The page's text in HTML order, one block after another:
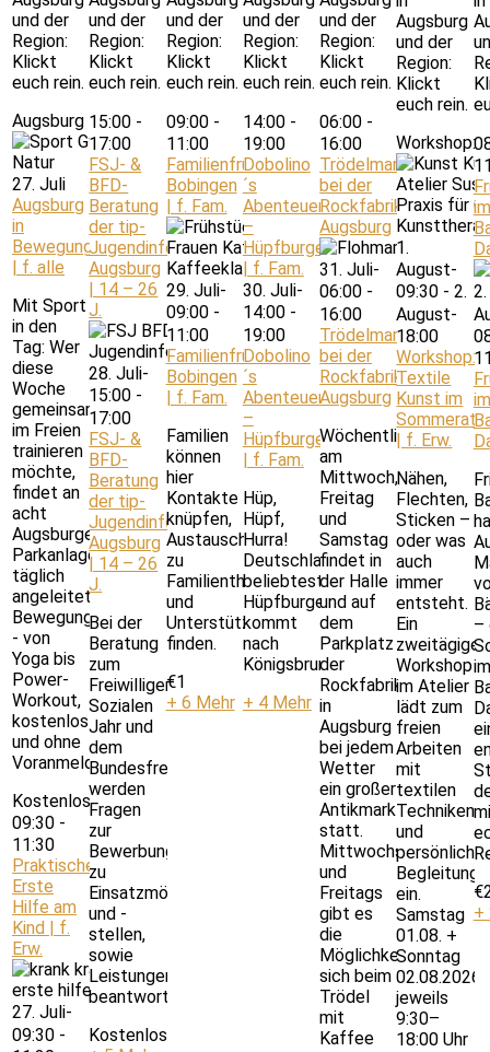
und der
Region:
Klickt
euch rein.
Augsburg in Bewegung | f. alle
27. Juli
Augsburg
in
Bewegung
| f. alle
Mit Sport
in den
Tag: Wer
diese
Woche
gemeinsam
im Freien
trainieren
möchte,
findet an
acht
Augsburger
Parkanlagen
täglich
angeleitete
Bewegungsangebote
- von
Yoga bis
Power-
Workout,
kostenlos
und ohne
Voranmeldung.
Kostenlos
09:30 -
11:30
Praktische
Erste
Hilfe am
Kind | f.
Erw.
27. Juli-
09:30 -
und der
Region:
Klickt
euch rein.
15:00 -
17:00
FSJ- &
BFD-
Beratung
der tip-
Jugendinformation
Augsburg
| 14 – 26
J.
28. Juli-
15:00 -
17:00
FSJ- &
BFD-
Beratung
der tip-
Jugendinformation
Augsburg
| 14 – 26
J.
Bei der
Beratung
zum
Freiwilligen
Sozialen
Jahr und
dem
Bundesfreiwilligendienst
werden
Fragen
zur
Bewerbung,
zu
Einsatzmöglichkeiten
und -
stellen,
sowie
Leistungen
beantwortet.
Kostenlos
und der
Region:
Klickt
euch rein.
09:00 -
11:00
Familienfrühstück
Bobingen
| f. Fam.
29. Juli-
09:00-
11:00
Familienfrühstück
Bobingen
| f. Fam.
Familien
können
hier
Kontakte
knüpfen,
Austausch
zu
Familienthemen
und
Unterstützungsmöglichkeiten
finden.
€1
+ 6 Mehr
und der
Region:
Klickt
euch rein.
14:00 -
19:00
Dobolino
´s
Abenteuerland
–
Hüpfburgenspaß
| f. Fam.
30. Juli-
14:00-
19:00
Dobolino
´s
Abenteuerland
–
Hüpfburgenspaß
| f. Fam.
Hüp,
Hüpf,
Hurra!
Deutschlands
beliebtestes
Hüpfburgenland
kommt
nach
Königsbrunn!
+ 4 Mehr
und der
Region:
Klickt
euch rein.
06:00 -
16:00
Trödelmarkt
bei der
Rockfabrik
Augsburg
31. Juli-
06:00 -
16:00
Trödelmarkt
bei der
Rockfabrik
Augsburg
Wöchentlich
am
Mittwoch,
Freitag
und
Samstag
findet in
der Halle
und auf
dem
Parkplatz
der
Rockfabrik
in
Augsburg
bei jedem
Wetter
ein großer
Antikmarkt
statt.
Mittwochs
und
Freitags
gibt es
die
Möglichkeit
sich beim
Trödel
mit
Kaffee
Augsburg
und der
Region:
Klickt
euch rein.
Workshop:
1.
August-
09:30 -2.
August-
18:00
Workshop:
Textile
Kunst im
| f. Erw.
Nähen,
Flechten,
Sticken –
oder was
auch
immer
entsteht.
Ein
zweitägiger
Workshop
im Atelier
lädt zum
freien
Arbeiten
mit
textilen
Techniken
und
persönlicher
Begleitung
ein.
Samstag
01.08. +
Sonntag
02.08.2026,
jeweils
9:30–
18:00 Uhr
im
2.
im
–
im
+